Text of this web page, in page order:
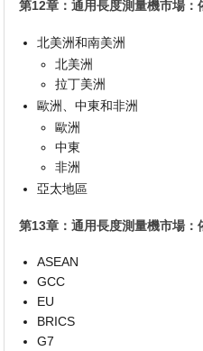
第12章：通用長度測量機市場：
北美洲和南美洲
北美洲
拉丁美洲
歐洲、中東和非洲
歐洲
中東
非洲
亞太地區
第13章：通用長度測量機市場：
ASEAN
GCC
EU
BRICS
G7